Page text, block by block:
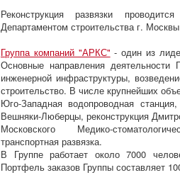
Реконструкция развязки
Департаментом строительства г.
Группа компаний "АРКС" - один из
Основные направления деятельности
инженерной инфраструктуры,
строительство. В числе крупнейших
Юго-Западная водопроводная
Вешняки-Люберцы, реконструкция
Московского Медико-
транспортная развязка.
В Группе работает около 7000
Портфель заказов Группы составляет